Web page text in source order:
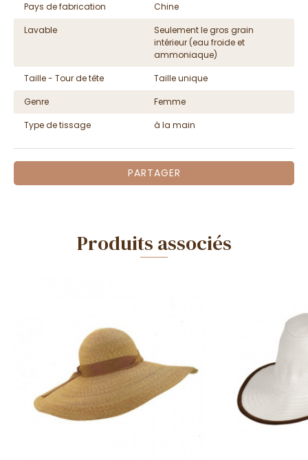
Pays de fabrication
Chine
Lavable
Seulement le gros grain
intérieur (eau froide et
ammoniaque)
Taille - Tour de tête
Taille unique
Genre
Femme
Type de tissage
à la main
PARTAGER
Produits associés